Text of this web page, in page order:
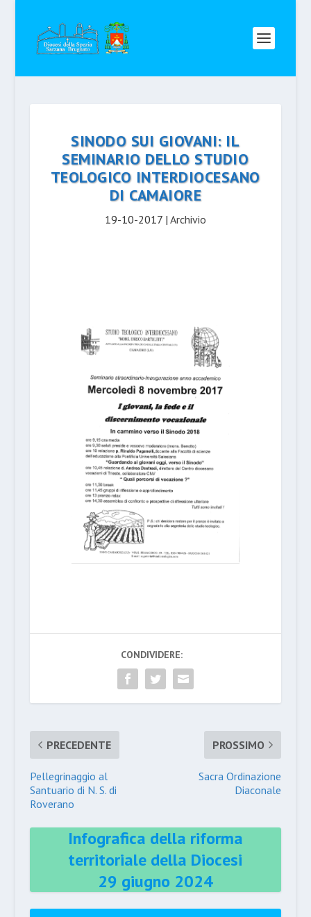
SINODO SUI GIOVANI: IL
SEMINARIO DELLO STUDIO
TEOLOGICO INTERDIOCESANO
DI CAMAIORE
19-10-2017| Archivio
CONDIVIDERE:
PRECEDENTE
Pellegrinaggio al
Santuario di N. S. di
Roverano
PROSSIMO
Sacra Ordinazione
Diaconale
Infografica della riforma
territoriale della Diocesi
29 giugno 2024